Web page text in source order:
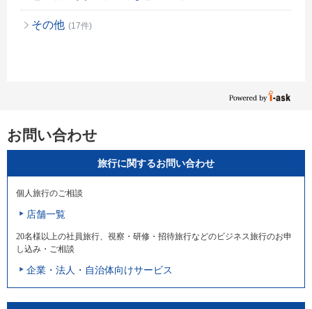
その他 (17件)
お問い合わせ
旅行に関するお問い合わせ
個人旅行のご相談
店舗一覧
20名様以上の社員旅行、視察・研修・招待旅行などのビジネス旅行のお申
し込み・ご相談
企業・法人・自治体向けサービス